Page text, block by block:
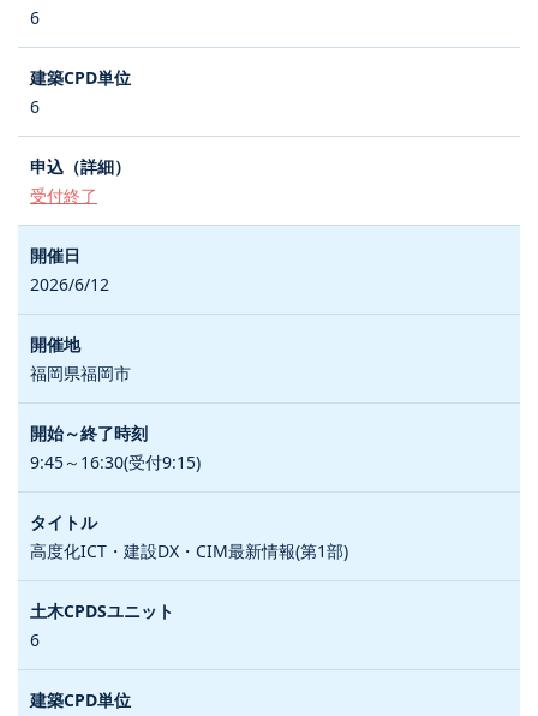
6
6
受付終了
2026/6/12
福岡県福岡市
9:45～16:30(受付9:15)
高度化ICT・建設DX・CIM最新情報(第1部)
6